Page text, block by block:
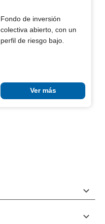
Fondo de inversión
colectiva abierto, con un
perfil de riesgo bajo.
Ver más